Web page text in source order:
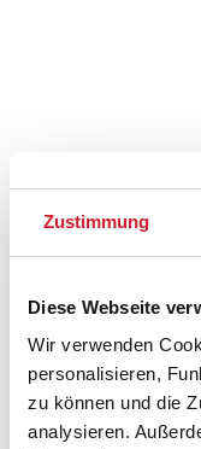
Zustimmung
Diese Webseite
Wir verwenden
personalisieren,
zu können und die
analysieren.